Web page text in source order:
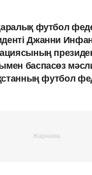
футбол
Джанни
баспасөз
футбол